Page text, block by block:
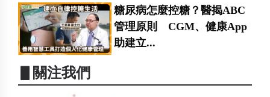
糖尿病怎麼控糖？醫揭ABC
管理原則 CGM、健康App
助建立...
▋關注我們